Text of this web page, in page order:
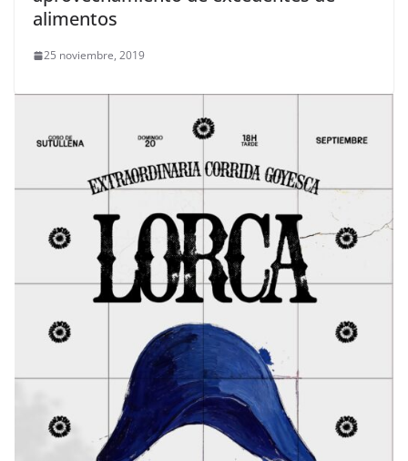
alimentos
25 noviembre, 2019